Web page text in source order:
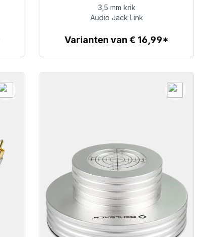
€ 19,99
Details
3,5 mm krik
Audio Jack Link
Varianten van € 16,99*